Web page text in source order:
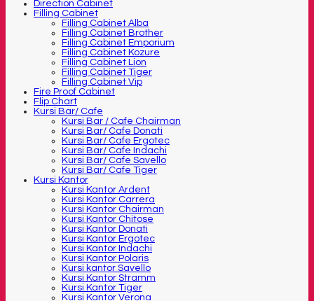
Direction Cabinet
Filling Cabinet
Filling Cabinet Alba
Filling Cabinet Brother
Filling Cabinet Emporium
Filling Cabinet Kozure
Filling Cabinet Lion
Filling Cabinet Tiger
Filling Cabinet Vip
Fire Proof Cabinet
Flip Chart
Kursi Bar/ Cafe
Kursi Bar / Cafe Chairman
Kursi Bar/ Cafe Donati
Kursi Bar/ Cafe Ergotec
Kursi Bar/ Cafe Indachi
Kursi Bar/ Cafe Savello
Kursi Bar/ Cafe Tiger
Kursi Kantor
Kursi Kantor Ardent
Kursi Kantor Carrera
Kursi Kantor Chairman
Kursi Kantor Chitose
Kursi Kantor Donati
Kursi Kantor Ergotec
Kursi Kantor Indachi
Kursi Kantor Polaris
Kursi kantor Savello
Kursi Kantor Stramm
Kursi Kantor Tiger
Kursi Kantor Verona